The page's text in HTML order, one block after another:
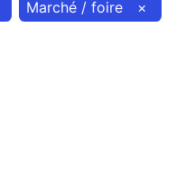
Marché / foire ×